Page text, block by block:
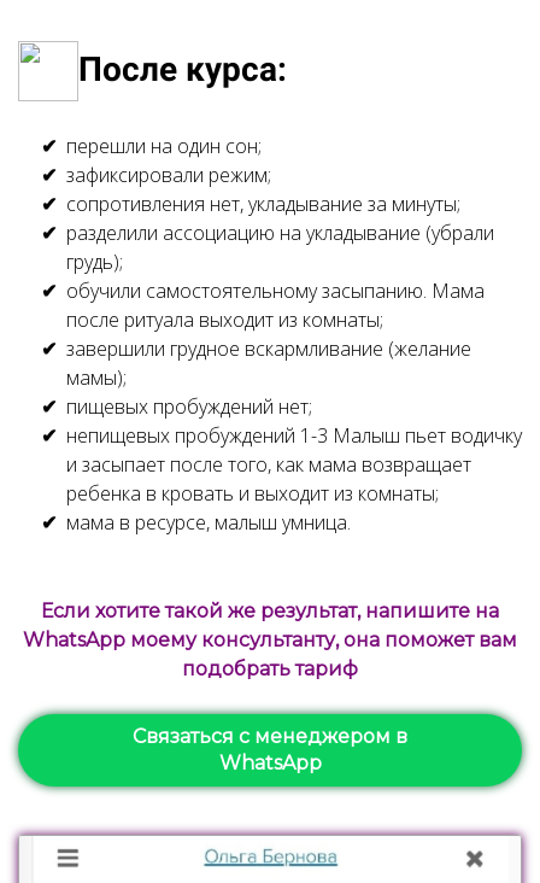
После курса:
перешли на один сон;
зафиксировали режим;
сопротивления нет, укладывание за минуты;
разделили ассоциацию на укладывание (убрали
грудь);
обучили самостоятельному засыпанию. Мама
после ритуала выходит из комнаты;
завершили грудное вскармливание (желание
мамы);
пищевых пробуждений нет;
непищевых пробуждений 1-3 Малыш пьет водичку
и засыпает после того, как мама возвращает
ребенка в кровать и выходит из комнаты;
мама в ресурсе, малыш умница.
Если хотите такой же результат, напишите на
WhatsApp моему консультанту, она поможет вам
подобрать тариф
Связаться с менеджером в
WhatsApp